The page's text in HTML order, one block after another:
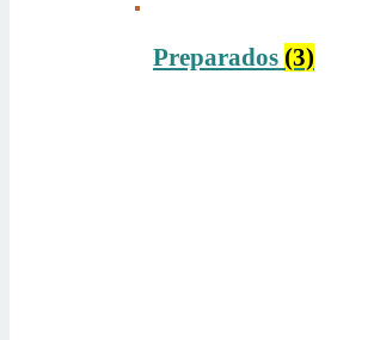
Preparados (3)